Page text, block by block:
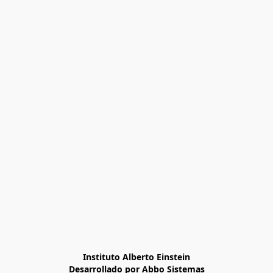
Instituto Alberto Einstein
Desarrollado por Abbo Sistemas